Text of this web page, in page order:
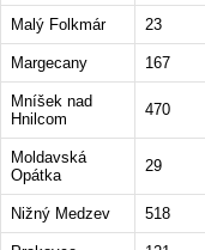
Malý Folkmár 23
Margecany 167
Mníšek nad
Hnilcom
470
Moldavská
Opátka
29
Nižný Medzev 518